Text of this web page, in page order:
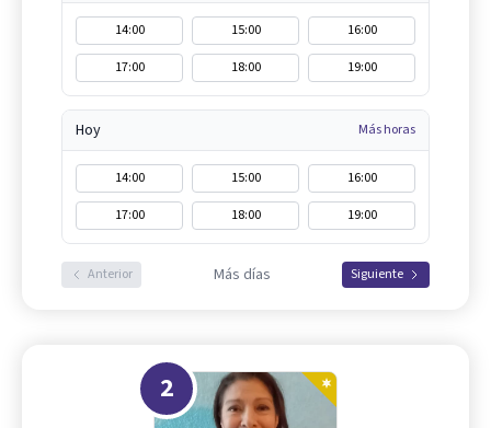
14:00 15:00
16:00
17:00
18:00 19:00
Hoy Más horas
14:00 15:00
16:00
17:00
18:00 19:00
Anterior Más días Siguiente
2